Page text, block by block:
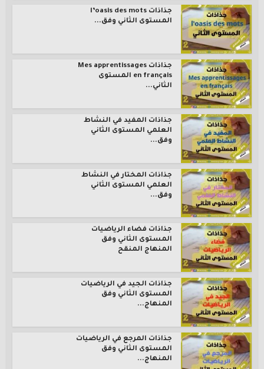
جذاذات l’oasis des mots
المستوى الثاني وفق...
جذاذات Mes apprentissages
en français المستوى
الثاني...
جذاذات المفيد في النشاط
العلمي المستوى الثاني
وفق...
جذاذات المختار في النشاط
العلمي المستوى الثاني
وفق...
جذاذات فضاء الرياضيات
المستوى الثاني وفق
المنهاج المنقح
جذاذات الجيد في الرياضيات
المستوى الثاني وفق
المنهاج...
جذاذات المرجع في الرياضيات
المستوى الثاني وفق
المنهاج...